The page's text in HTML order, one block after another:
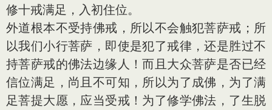
修十戒满足，入初住位。
外道根本不受持佛戒，所以不会触犯菩萨戒；所
以我们小行菩萨，即使是犯了戒律，还是胜过不
持菩萨戒的佛法边缘人！而且大众菩萨是否已经
信位满足，尚且不可知，所以为了成佛，为了满
足菩提大愿，应当受戒！为了修学佛法，了生脱